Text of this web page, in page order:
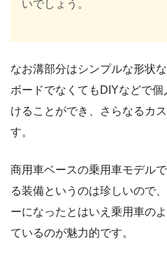
いでしょう。
なお溝部分はシンプルな形状
ボードでなくてもDIYなどで
けることができ、さらなるカ
す。
商用車ベースの乗用車モデル
る装備というのは珍しいので
ーになったとはいえ乗用車の
ているのが魅力的です。